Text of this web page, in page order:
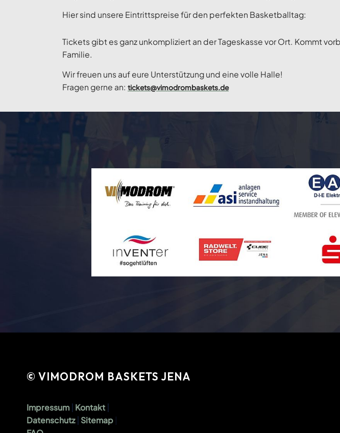
Hier sind unsere Eintrittspreise für den perfekten Basketballtag:
Tickets gibt es ganz unkompliziert an der Tageskasse vor Ort. Kommt
Familie.
Wir freuen uns auf eure Unterstützung und eine volle Halle!
Fragen gerne an: tickets@vimodrombaskets.de
© VIMODROM BASKETS JENA
Impressum Kontakt
Datenschutz| Sitemap